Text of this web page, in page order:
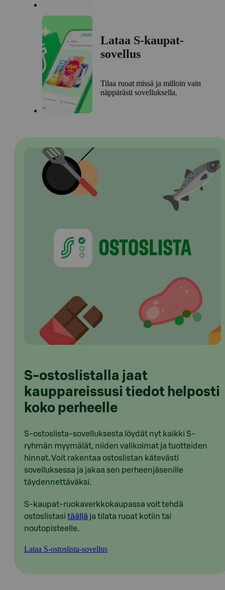
Lataa S-kaupat-
sovellus
Tilaa ruoat missä ja milloin vain
näppärästi sovelluksella.
S-ostoslistalla jaat
kauppareissusi tiedot helposti
koko perheelle
S-ostoslista-sovelluksesta löydät nyt kaikki S-
ryhmän myymälät, niiden valikoimat ja tuotteiden
hinnat. Voit rakentaa ostoslistan kätevästi
sovelluksessa ja jakaa sen perheenjäsenille
täydennettäväksi.
S-kaupat-ruokaverkkokaupassa voit tehdä
ostoslistasi täällä ja tilata ruoat kotiin tai
noutopisteelle.
Lataa S-ostoslista-sovellus